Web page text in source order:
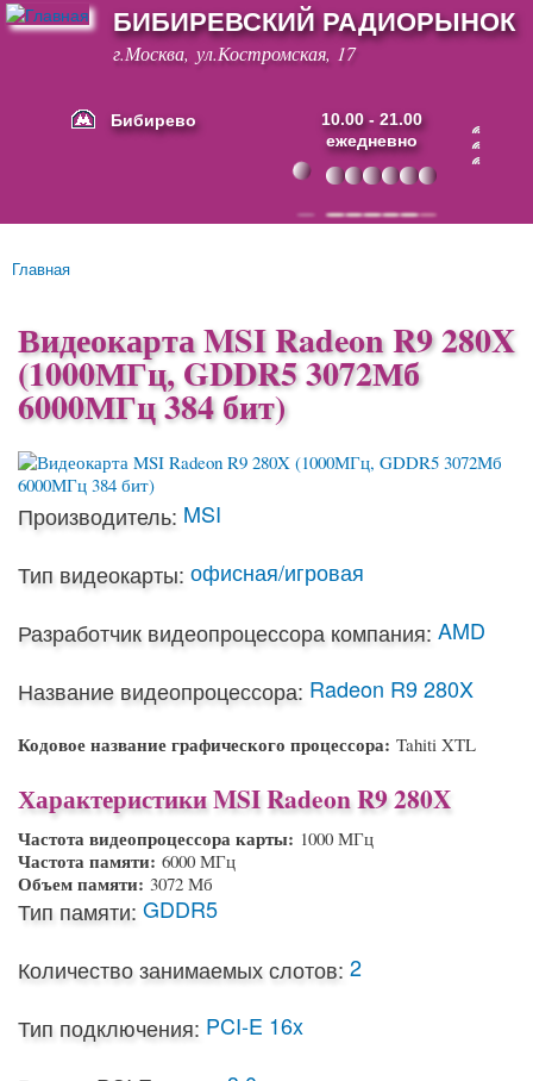
Перейти к
основному
содержанию
БИБИРЕВСКИЙ РАДИОРЫНОК
г.Москва, ул.Костромская, 17
Бибирево
10.00 - 21.00
ежедневно
Основные ссылки
Вы здесь
Главная
Видеокарта MSI Radeon R9 280X
(1000МГц, GDDR5 3072Мб
6000МГц 384 бит)
Производитель: MSI
Тип видеокарты: офисная/игровая
Разработчик видеопроцессора компания: AMD
Название видеопроцессора: Radeon R9 280X
Кодовое название графического процессора: Tahiti XTL
Характеристики MSI Radeon R9 280X
Частота видеопроцессора карты: 1000 МГц
Частота памяти: 6000 МГц
Объем памяти: 3072 Мб
Тип памяти: GDDR5
Количество занимаемых слотов: 2
Тип подключения: PCI-E 16x